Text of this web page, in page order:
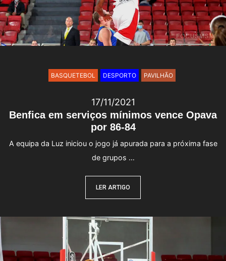
Benfica em serviços mínimos vence Opava
por 86-84
17/11/2021
A equipa da Luz iniciou o jogo já apurada para a próxima fase
de grupos …
LER ARTIGO
BASQUETEBOL DESPORTO PAVILHÃO